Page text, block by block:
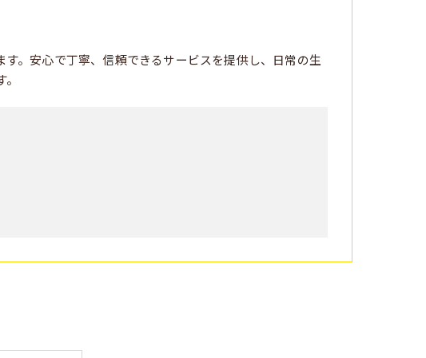
。安心で丁寧、信頼できるサービスを提供し、日常の生